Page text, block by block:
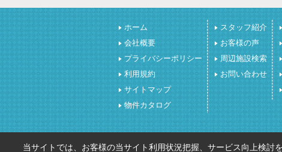
ホーム
会社概要
プライバシーポリシー
利用規約
サイトマップ
物件カタログ
スタッフ紹介
お客様の声
周辺施設検索
お問い合わせ
当サイトでは、お客様の当サイト利用状況把握、サービス向上検討